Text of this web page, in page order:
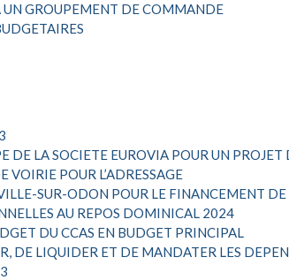
GROUPEMENT DE COMMANDE
LA SOCIETE EUROVIA POUR UN
POUR L’ADRESSAGE
SUR-ODON POUR LE FINANCEMENT DE
AU REPOS DOMINICAL 2024
DU CCAS EN BUDGET PRINCIPAL
DE LIQUIDER ET DE MANDATER LES